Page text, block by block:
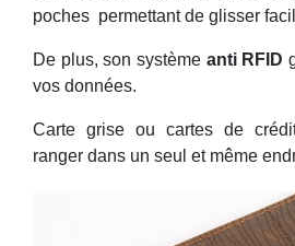
poches permettant de glisser
De plus, son système anti RFID
vos données.
Carte grise ou cartes de
ranger dans un seul et même